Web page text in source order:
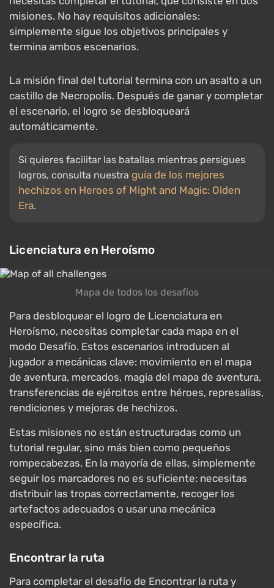
misiones. No hay requisitos adicionales:
simplemente sigue los objetivos principales y
termina ambos escenarios.
La misión final del tutorial termina con un asalto a un
castillo de Necropolis. Después de ganar y completar
el escenario, el logro se desbloqueará
automáticamente.
Si quieres facilitar las batallas mientras persigues
logros, consulta nuestra guía de los mejores
hechizos en Heroes of Might and Magic: Olden
Era.
Licenciatura en Heroísmo
Mapa de todos los desafíos
Para desbloquear el logro de Licenciatura en
Heroísmo, necesitas completar cada mapa en el
modo Desafío. Estos escenarios introducen al
jugador a mecánicas clave: movimiento en el mapa
de aventura, mercados, magia del mapa de aventura,
transferencias de ejércitos entre héroes, represalias,
rendiciones y mejoras de hechizos.
Estas misiones no están estructuradas como un
tutorial regular, sino más bien como pequeños
rompecabezas. En la mayoría de ellas, simplemente
seguir los marcadores no es suficiente: necesitas
distribuir las tropas correctamente, recoger los
artefactos adecuados o usar una mecánica
específica.
Encontrar la ruta
Para completar el desafío de Encontrar la ruta y